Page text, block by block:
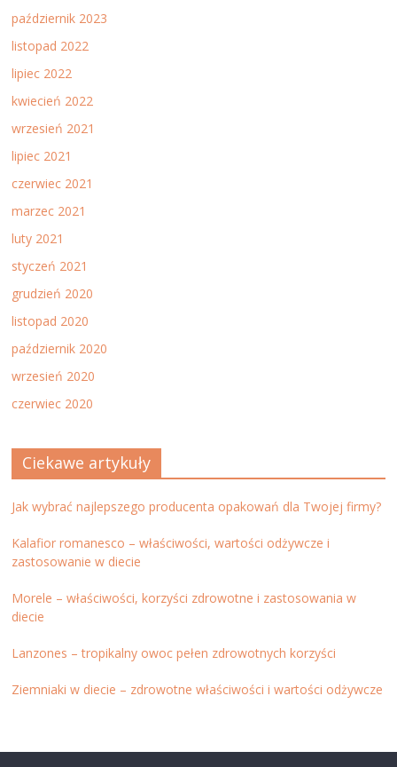
październik 2023
listopad 2022
lipiec 2022
kwiecień 2022
wrzesień 2021
lipiec 2021
czerwiec 2021
marzec 2021
luty 2021
styczeń 2021
grudzień 2020
listopad 2020
październik 2020
wrzesień 2020
czerwiec 2020
Ciekawe artykuły
Jak wybrać najlepszego producenta opakowań dla Twojej firmy?
Kalafior romanesco – właściwości, wartości odżywcze i
zastosowanie w diecie
Morele – właściwości, korzyści zdrowotne i zastosowania w
diecie
Lanzones – tropikalny owoc pełen zdrowotnych korzyści
Ziemniaki w diecie – zdrowotne właściwości i wartości odżywcze